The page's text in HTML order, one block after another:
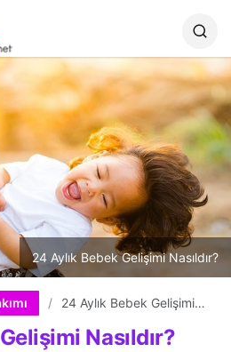
24 Aylık Bebek Gelişimi Nasıldır?
24 Aylık Bebek Gelişimi
Nasıldır?
Paylaş